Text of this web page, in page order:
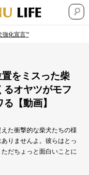
強化宣言™
をミスった柴
るオヤツがモフ
【動画】
た衝撃的な柴犬たちの様
りませんよ。彼らはとっ
だちょっと面白いことに